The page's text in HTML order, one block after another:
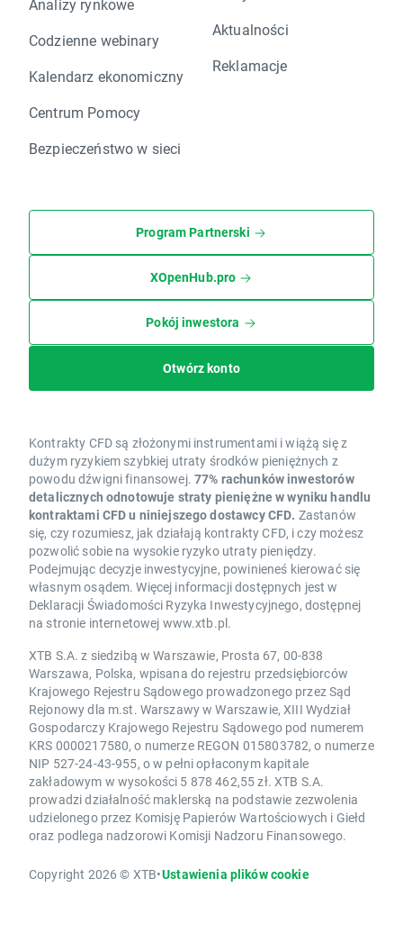
Analizy rynkowe
Codzienne webinary
Kalendarz ekonomiczny
Centrum Pomocy
Bezpieczeństwo w sieci
Aktualności
Reklamacje
Program Partnerski
XOpenHub.pro
Pokój inwestora
Otwórz konto
Kontrakty CFD są złożonymi instrumentami i wiążą się z
dużym ryzykiem szybkiej utraty środków pieniężnych z
powodu dźwigni finansowej. 77% rachunków inwestorów
detalicznych odnotowuje straty pieniężne w wyniku handlu
kontraktami CFD u niniejszego dostawcy CFD. Zastanów
się, czy rozumiesz, jak działają kontrakty CFD, i czy możesz
pozwolić sobie na wysokie ryzyko utraty pieniędzy.
Podejmując decyzje inwestycyjne, powinieneś kierować się
własnym osądem. Więcej informacji dostępnych jest w
Deklaracji Świadomości Ryzyka Inwestycyjnego, dostępnej
na stronie internetowej www.xtb.pl.
XTB S.A. z siedzibą w Warszawie, Prosta 67, 00-838
Warszawa, Polska, wpisana do rejestru przedsiębiorców
Krajowego Rejestru Sądowego prowadzonego przez Sąd
Rejonowy dla m.st. Warszawy w Warszawie, XIII Wydział
Gospodarczy Krajowego Rejestru Sądowego pod numerem
KRS 0000217580, o numerze REGON 015803782, o numerze
NIP 527-24-43-955, o w pełni opłaconym kapitale
zakładowym w wysokości 5 878 462,55 zł. XTB S.A.
prowadzi działalność maklerską na podstawie zezwolenia
udzielonego przez Komisję Papierów Wartościowych i Giełd
oraz podlega nadzorowi Komisji Nadzoru Finansowego.
Copyright 2026 © XTB•Ustawienia plików cookie